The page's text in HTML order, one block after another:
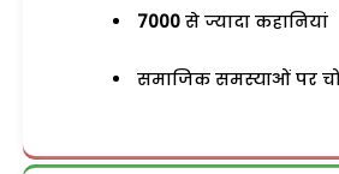
7000 से ज्यादा कहानियां
समाजिक समस्याओं पर